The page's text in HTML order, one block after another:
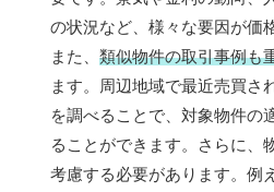
の状況など、様々な要因が価
また、 類似物件の取引事例も
ます。周辺地域で最近売買さ
を調べることで、対象物件の
ることができます。さらに、
考慮する必要があります。例